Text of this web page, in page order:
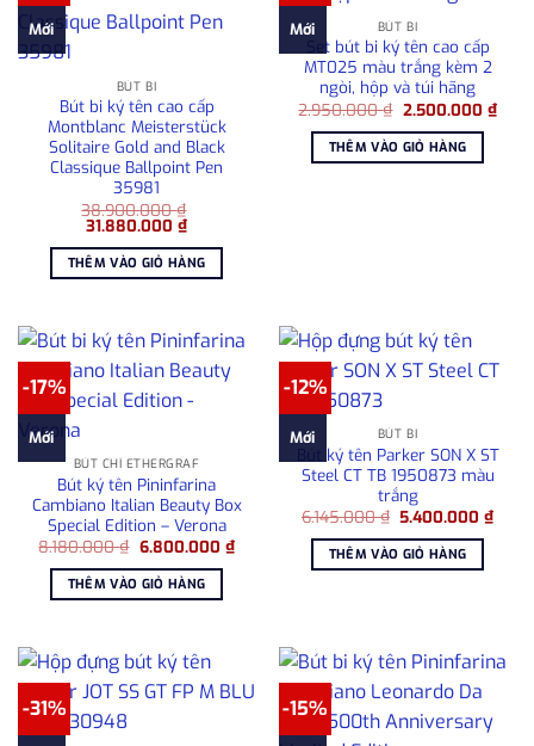
Mới
BÚT BI
Bút bi ký tên cao cấp
Montblanc Meisterstück
Solitaire Gold and Black
Classique Ballpoint Pen
35981
38.900.000₫
Giá
là:
38.900.000 ₫.
31.880.000 ₫Giá
hiện
tại
là:
31.880.000 ₫.
THÊM VÀO GIỎ HÀNG
Mới BÚT BI
Set bút bi ký tên cao cấp
MT025 màu trắng kèm 2
ngòi, hộp và túi hãng
2.950.000₫ Giá
là:
2.950.000 ₫.
2.500.000 ₫Giá
hiện
THÊM VÀO GIỎ HÀNG
-17%
Mới
BÚT CHÌ ETHERGRAF
Bút ký tên Pininfarina
Cambiano Italian Beauty Box
Special Edition – Verona
8.180.000₫ Giá
là:
8.180.000 ₫.
6.800.000 ₫Giá
hiện
THÊM VÀO GIỎ HÀNG
-12%
Mới BÚT BI
Bút ký tên Parker SON X ST
Steel CT TB 1950873 màu
trắng
6.145.000₫ Giá
là:
6.145.000 ₫.
5.400.000₫Giá
hiện
THÊM VÀO GIỎ HÀNG
-31% -15%